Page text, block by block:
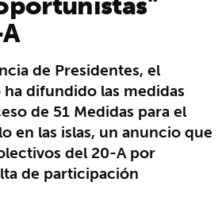
de Presidentes, el
difundido las medidas
de 51 Medidas para el
en las islas, un anuncio que
del 20-A por
de participación